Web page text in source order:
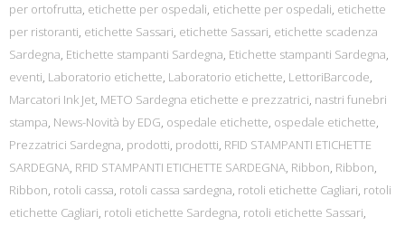
per ortofrutta, etichette per ospedali, etichette per ospedali, etichette
per ristoranti, etichette Sassari, etichette Sassari, etichette scadenza
Sardegna, Etichette stampanti Sardegna, Etichette stampanti Sardegna,
eventi, Laboratorio etichette, Laboratorio etichette, LettoriBarcode,
Marcatori Ink Jet, METO Sardegna etichette e prezzatrici, nastri funebri
stampa, News-Novità by EDG, ospedale etichette, ospedale etichette,
Prezzatrici Sardegna, prodotti, prodotti, RFID STAMPANTI ETICHETTE
SARDEGNA, RFID STAMPANTI ETICHETTE SARDEGNA, Ribbon, Ribbon,
Ribbon, rotoli cassa, rotoli cassa sardegna, rotoli etichette Cagliari, rotoli
etichette Cagliari, rotoli etichette Sardegna, rotoli etichette Sassari,